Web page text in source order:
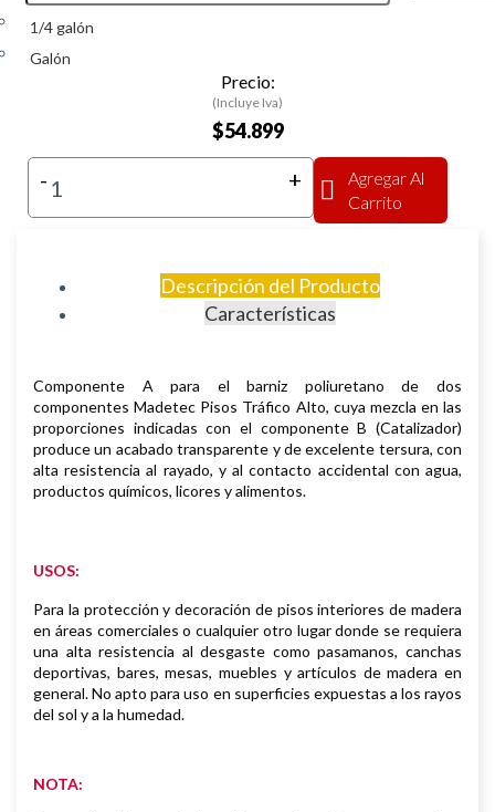
1/4 galón
Galón
Precio:
(Incluye Iva)
$54.899
- +
Agregar Al
Carrito
Descripción del Producto
Características
Componente A para el barniz poliuretano de dos
componentes Madetec Pisos Tráfico Alto, cuya mezcla en las
proporciones indicadas con el componente B (Catalizador)
produce un acabado transparente y deexcelente tersura, con
alta resistencia al rayado, y al contacto accidental con agua,
productos químicos, licores y alimentos.
USOS:
Para la protección y decoración de pisos interiores de madera
en áreas comerciales o cualquier otro lugar donde se requiera
una alta resistencia al desgaste como pasamanos, canchas
deportivas, bares, mesas, muebles y artículos de madera en
general. No apto para uso en superficies expuestas a los rayos
del sol y a la humedad.
NOTA: